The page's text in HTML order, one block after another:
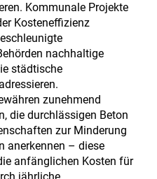
Kommunale Projekte
Kosteneffizienz
nachhaltige
städtische
zunehmend
die durchlässigen Beton
zur Minderung
anerkennen – diese
anfänglichen Kosten für